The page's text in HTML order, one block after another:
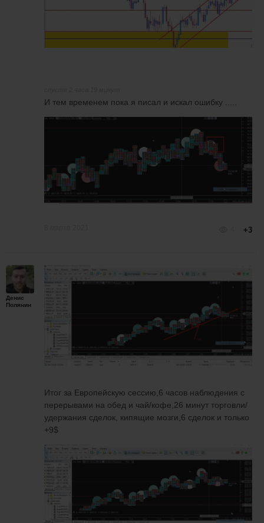
И тем временем пока я писал и искал ошибку .....
+3
Денис
Полянин
Итог за Европейскую сессию,6 часов наблюдения с
перерывами на обед и чай/кофе,26 минут торговли/
удержания сделок, кипящие мозги,6 сделок и только
+9$